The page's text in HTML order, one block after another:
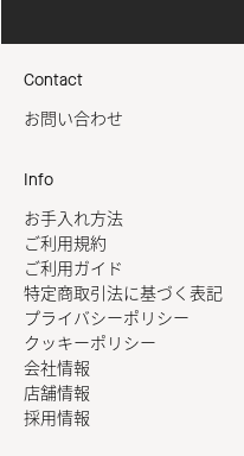
Contact
お問い合わせ
Info
お手入れ方法
ご利用規約
ご利用ガイド
特定商取引法に基づく表記
プライバシーポリシー
クッキーポリシー
会社情報
店舗情報
採用情報